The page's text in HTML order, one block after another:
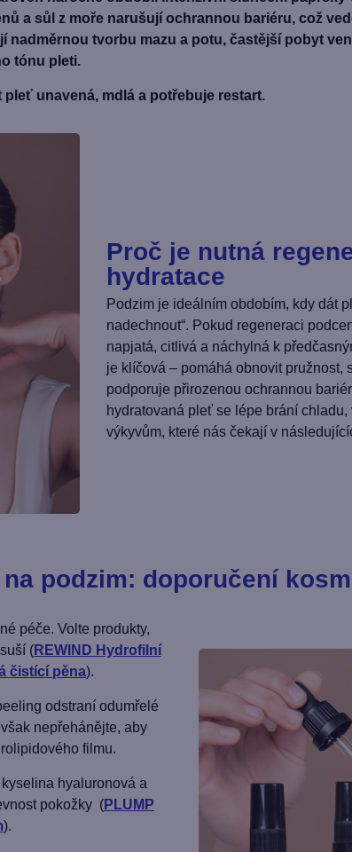
a sůl z moře narušují ochrannou bariéru, což
nadměrnou tvorbu mazu a potu, častější pobyt
tónu pleti.
unavená, mdlá a potřebuje restart.
Proč je nutná
hydratace
Podzim je ideálním obdobím, kdy dát
nadechnout“. Pokud regeneraci
napjatá, citlivá a náchylná k
je klíčová – pomáhá obnovit pružnost,
podporuje přirozenou ochrannou
hydratovaná pleť se lépe brání chladu,
výkyvům, které nás čekají v
podzim: doporučení
péče. Volte produkty,
(REWIND Hydrofilní
čistící pěna).
odstraní odumřelé
nepřehánějte, aby
filmu.
hyaluronová a
pokožky (PLUMP
).